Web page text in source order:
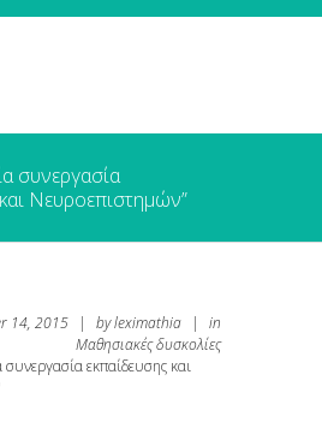
συνεργασία
Νευροεπιστημών”
14, 2015 | byleximathia |
in
Μαθησιακές δυσκολίες